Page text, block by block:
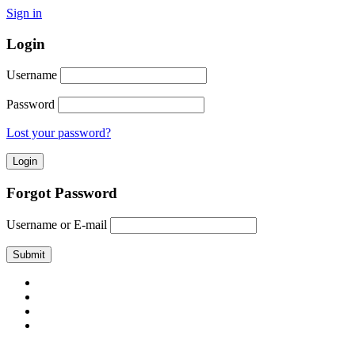
Sign in
Login
Username
Password
Lost your password?
Forgot Password
Username or E-mail